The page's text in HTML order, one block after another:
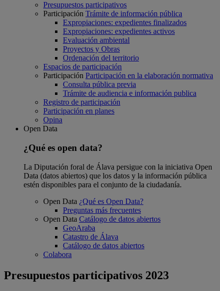
Presupuestos participativos
Participación Trámite de información pública
Expropiaciones: expedientes finalizados
Expropiaciones: expedientes activos
Evaluación ambiental
Proyectos y Obras
Ordenación del territorio
Espacios de participación
Participación Participación en la elaboración normativa
Consulta pública previa
Trámite de audiencia e información publica
Registro de participación
Participación en planes
Opina
Open Data
¿Qué es open data?
La Diputación foral de Álava persigue con la iniciativa Open
Data (datos abiertos) que los datos y la información pública
estén disponibles para el conjunto de la ciudadanía.
Open Data ¿Qué es Open Data?
Preguntas más frecuentes
Open Data Catálogo de datos abiertos
GeoAraba
Catastro de Álava
Catálogo de datos abiertos
Colabora
Presupuestos participativos 2023